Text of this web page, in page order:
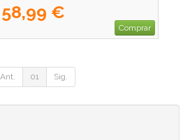
58,99 €
Comprar
Ant. 01 Sig.